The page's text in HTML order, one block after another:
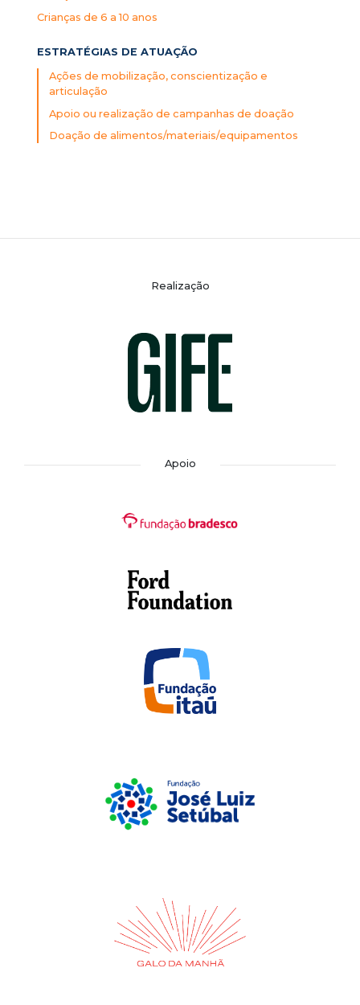
Crianças de 6 a 10 anos
ESTRATÉGIAS DE ATUAÇÃO
Ações de mobilização, conscientização e
articulação
Apoio ou realização de campanhas de doação
Doação de alimentos/materiais/equipamentos
Realização
Apoio